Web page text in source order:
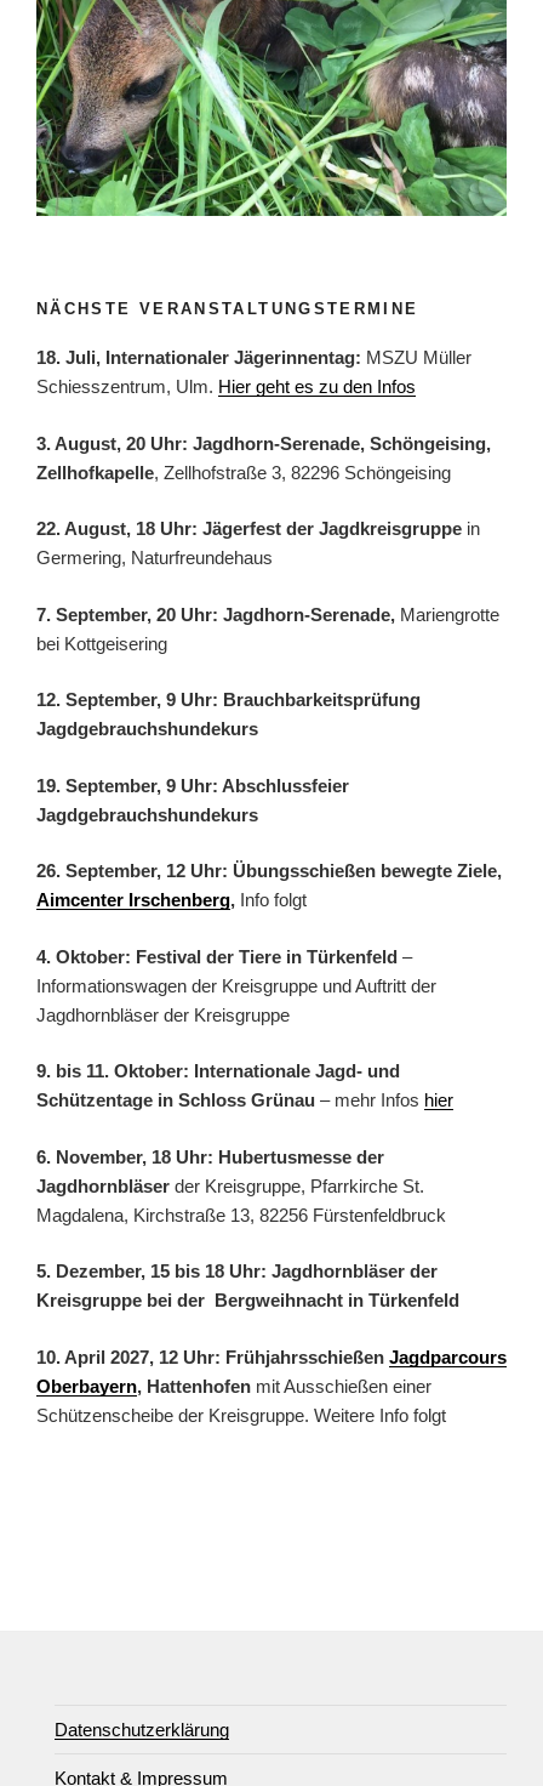
NÄCHSTE VERANSTALTUNGSTERMINE
18. Juli, Internationaler Jägerinnentag: MSZU Müller
Schiesszentrum, Ulm. Hier geht es zu den Infos
3. August, 20 Uhr: Jagdhorn-Serenade, Schöngeising,
Zellhofkapelle, Zellhofstraße 3, 82296 Schöngeising
22. August, 18 Uhr: Jägerfest der Jagdkreisgruppe in
Germering, Naturfreundehaus
7. September, 20 Uhr: Jagdhorn-Serenade, Mariengrotte
bei Kottgeisering
12. September, 9 Uhr: Brauchbarkeitsprüfung
Jagdgebrauchshundekurs
19. September, 9 Uhr: Abschlussfeier
Jagdgebrauchshundekurs
26. September, 12 Uhr: Übungsschießen bewegte Ziele,
Aimcenter Irschenberg, Info folgt
4. Oktober: Festival der Tiere in Türkenfeld –
Informationswagen der Kreisgruppe und Auftritt der
Jagdhornbläser der Kreisgruppe
9. bis 11. Oktober: Internationale Jagd- und
Schützentage in Schloss Grünau – mehr Infos hier
6. November, 18 Uhr: Hubertusmesse der
Jagdhornbläser der Kreisgruppe, Pfarrkirche St.
Magdalena, Kirchstraße 13, 82256 Fürstenfeldbruck
5. Dezember, 15 bis 18 Uhr: Jagdhornbläser der
Kreisgruppe bei der Bergweihnacht in Türkenfeld
10. April 2027, 12 Uhr: Frühjahrsschießen Jagdparcours
Oberbayern, Hattenhofen mit Ausschießen einer
Schützenscheibe der Kreisgruppe. Weitere Info folgt
Datenschutzerklärung
Kontakt & Impressum